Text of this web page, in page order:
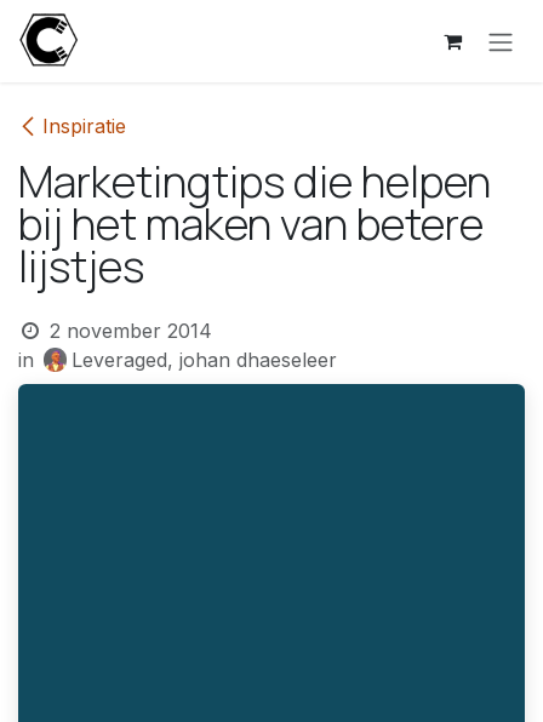
Overslaan naar inhoud
Inspiratie
Marketingtips die helpen
bij het maken van betere
lijstjes
2 november 2014
in
Leveraged, johan dhaeseleer